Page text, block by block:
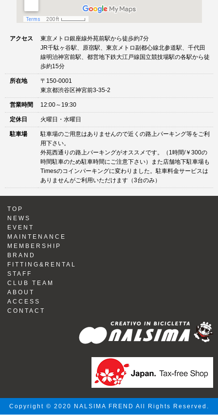
アクセス
東京メトロ銀座線外苑前駅から徒歩約7分
JR千駄ヶ谷駅、原宿駅、東京メトロ副都心線北参道駅、千代田
線明治神宮前駅、都営地下鉄大江戸線国立競技場駅の各駅から徒
歩約15分
所在地
〒150-0001
東京都渋谷区神宮前3-35-2
営業時間 12:00～19:30
定休日 火曜日・水曜日
駐車場
駐車場のご用意はありませんので近くの路上パーキング等をご利
用下さい。
外苑西通りの路上パーキングがオススメです。（1時間/￥300の
時間駐車のため駐車時間にご注意下さい）また店舗地下駐車場も
Timesのコインパーキングに変わりました。駐車料金サービスは
ありませんがご利用いただけます（3台のみ）
TOP
NEWS
EVENT
MAINTENANCE
MEMBERSHIP
BRAND
FITTING&RENTAL
STAFF
CLUB TEAM
ABOUT
ACCESS
CONTACT
Copyright © 2020 NALSIMA FREND All Rights Reserved.